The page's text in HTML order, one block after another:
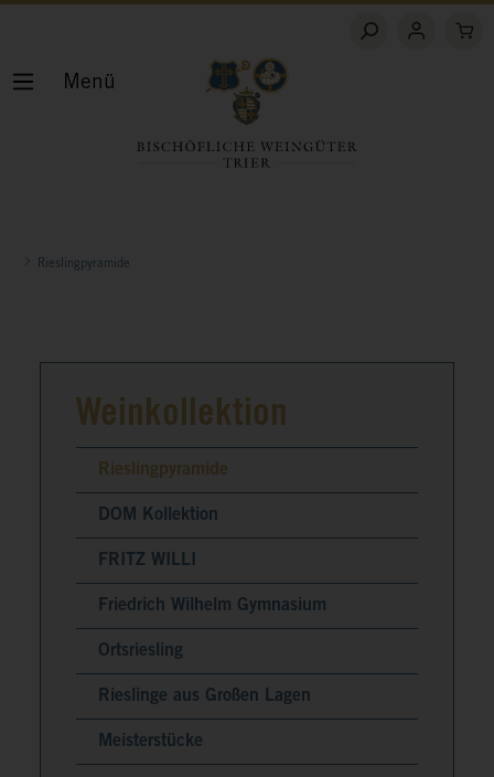
Rieslingpyramide
Weinkollektion
Rieslingpyramide
DOM Kollektion
FRITZ WILLI
Friedrich Wilhelm Gymnasium
Ortsriesling
Rieslinge aus Großen Lagen
Meisterstücke
Menü